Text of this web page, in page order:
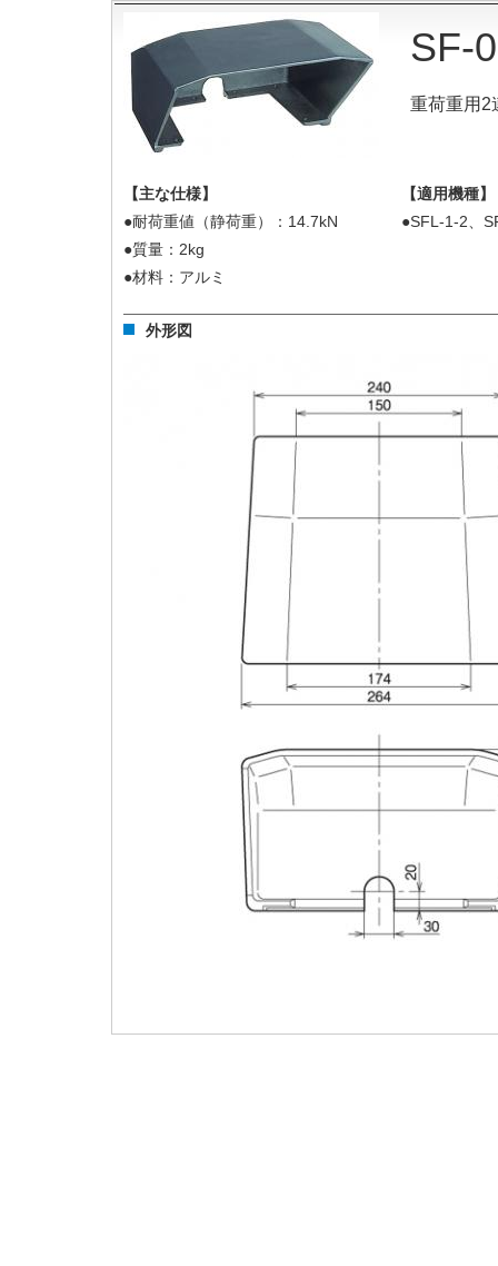
SF-
重荷重用2
【主な仕様】
●耐荷重値（静荷重）：14.7kN
●質量：2kg
●材料：アルミ
【適用機種】
●SFL-1-2、
外形図